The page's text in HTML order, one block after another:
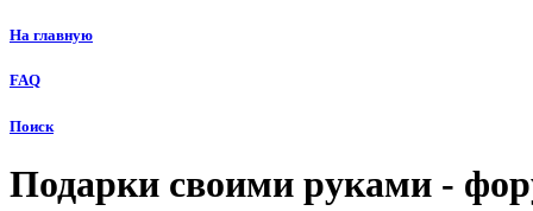
На главную
FAQ
Поиск
Подарки своими руками -